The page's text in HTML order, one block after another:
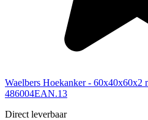
Waelbers Hoekanker - 60x40x60x2
486004EAN.13
Direct leverbaar